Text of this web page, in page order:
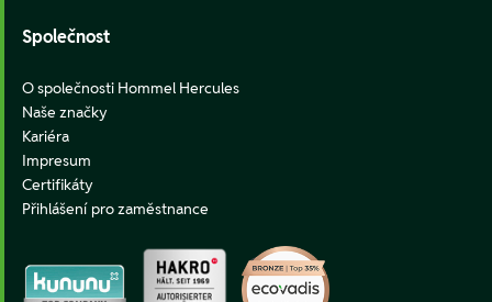
Společnost
O společnosti Hommel Hercules
Naše značky
Kariéra
Impresum
Certifikáty
Přihlášení pro zaměstnance